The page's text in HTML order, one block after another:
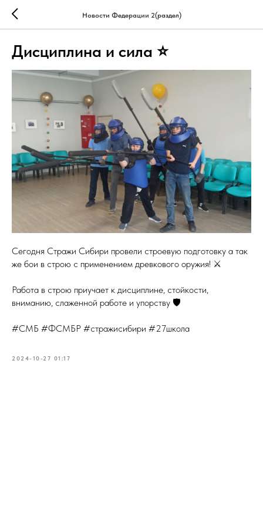
Новости Федерации 2(раздел)
Дисциплина и cила ⭐
Сегодня Стражи Сибири провели строевую подготовку а так
же бои в строю с применением древкового оружия! ⚔️
Работа в строю приучает к дисциплине, стойкости,
вниманию, слаженной работе и упорству 🛡
#СМБ #ФСМБР #стражисибири #27школа
2024-10-27 01:17